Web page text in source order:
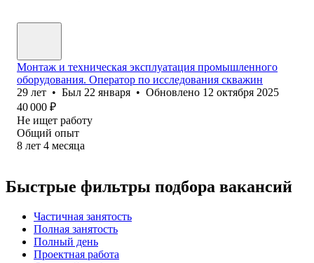
Монтаж и техническая эксплуатация промышленного
оборудования. Оператор по исследования скважин
29 лет • Был 22 января • Обновлено 12 октября 2025
40 000 ₽
Не ищет работу
Общий опыт
8 лет 4 месяца
Быстрые фильтры подбора вакансий
Частичная занятость
Полная занятость
Полный день
Проектная работа